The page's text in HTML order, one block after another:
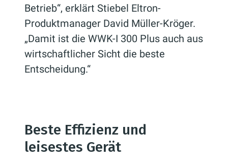
Betrieb“, erklärt Stiebel Eltron-
Produktmanager David Müller-Kröger.
„Damit ist die WWK-I 300 Plus auch aus
wirtschaftlicher Sicht die beste
Entscheidung.“
Beste Effizienz und
leisestes Gerät